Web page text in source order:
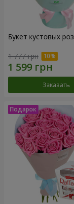
Букет кустовых роз
1 777 грн
Заказать